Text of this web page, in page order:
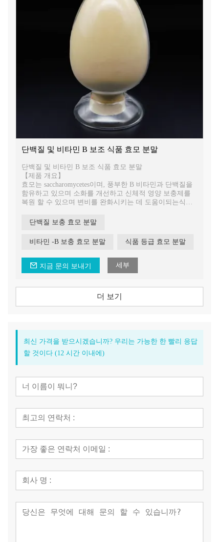
단백질 및 비타민 B 보조 식품 효모 분말
단백질 및 비타민 B 보조 식품 효모 분말
【제품 개요】
효모는 saccharomycetes이며, 풍부한 B 비타민과 단백질을
함유하고 있으며 소화를 개선하고 신체적 영양 보충제를
복원 할 수 있으며 변비를 완화시키는 데 도움이되는식이
제품이 풍부합니다.
단백질 보충 효모 분말
비타민 -B 보충 효모 분말 식품 등급 효모 분말
지금 문의 보내기 세부
더 보기
최신 가격을 받으시겠습니까? 우리는 가능한 한 빨리 응답
할 것이다 (12 시간 이내에)